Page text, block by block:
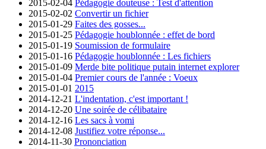
2015-02-04 Pédagogie douteuse : Test d'attention
2015-02-02 Convertir un fichier
2015-01-29 Faites des gosses...
2015-01-25 Pédagogie houblonnée : effet de bord
2015-01-19 Soumission de formulaire
2015-01-16 Pédagogie houblonnée : Les fichiers
2015-01-09 Merde bite politique putain internet explorer
2015-01-04 Premier cours de l'année : Voeux
2015-01-01 2015
2014-12-21 L'indentation, c'est important !
2014-12-20 Une soirée de célibataire
2014-12-16 Les sacs à vomi
2014-12-08 Justifiez votre réponse...
2014-11-30 Prononciation